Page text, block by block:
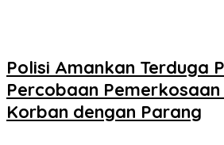
Polisi Amankan Terduga
Percobaan
Korban dengan Parang